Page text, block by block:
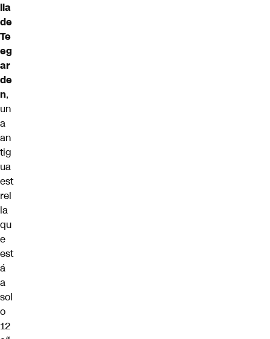
lla
de
Te
eg
ar
de
n,
un
a
an
tig
ua
est
rel
la
qu
e
est
á
a
sol
o
12